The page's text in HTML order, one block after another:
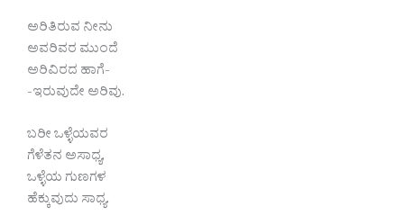
ಅರಿತಿರುವ ನೀನು
ಅವರಿವರ ಮುಂದೆ
ಅರಿವಿರದ ಹಾಗೆ-
-ಇರುವುದೇ ಅರಿವು.
ಬರೀ ಒಳ್ಳೆಯವರ
ಗೆಳೆತನ ಅಸಾಧ್ಯ,
ಒಳ್ಳೆಯ ಗುಣಗಳ
ಹೆಕ್ಕುವುದು ಸಾಧ್ಯ.